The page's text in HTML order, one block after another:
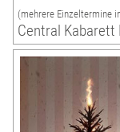
(mehrere Einzeltermine
Central Kabarett